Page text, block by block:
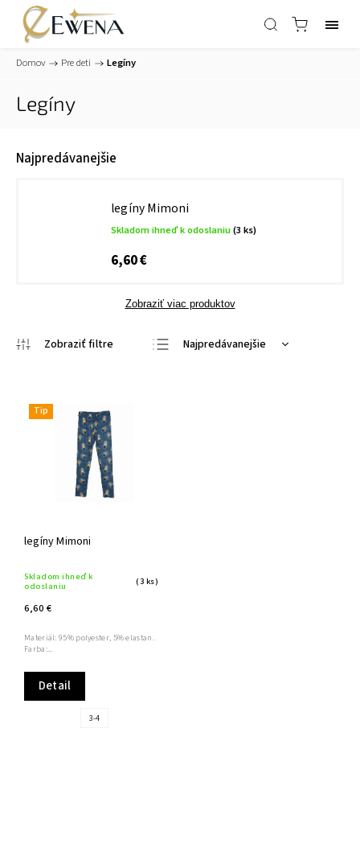
Domov / Pre deti / Legíny
Legíny
Najpredávanejšie
legíny Mimoni
Skladom ihneď k odoslaniu(3 ks)
6,60 €
Zobraziť viac produktov
Najpredávanejšie
Tip
legíny Mimoni
Skladom ihneď k
odoslaniu
(3 ks)
6,60 €
Detail
Materiál: 95% polyester, 5% elastan.
Farba:...
3-4